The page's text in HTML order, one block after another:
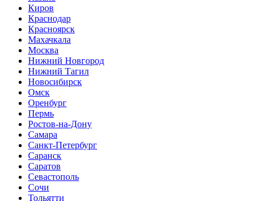
Киров
Краснодар
Красноярск
Махачкала
Москва
Нижний Новгород
Нижний Тагил
Новосибирск
Омск
Оренбург
Пермь
Ростов-на-Дону
Самара
Санкт-Петербург
Саранск
Саратов
Севастополь
Сочи
Тольятти